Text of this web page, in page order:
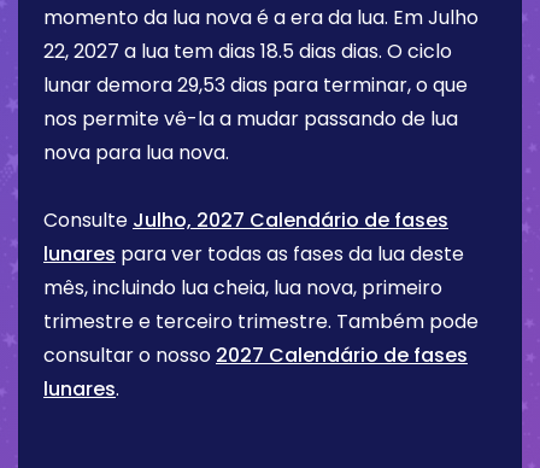
momento da lua nova é a era da lua. EmJulho
22, 2027 a lua tem dias 18.5 dias dias. O ciclo
lunar demora 29,53 dias para terminar, o que
nos permite vê-la a mudar passando de lua
nova para lua nova.
Consulte Julho, 2027 Calendário de fases
lunares para ver todas as fases da lua deste
mês, incluindo lua cheia, lua nova, primeiro
trimestre e terceiro trimestre. Também pode
consultar o nosso 2027 Calendário de fases
lunares.